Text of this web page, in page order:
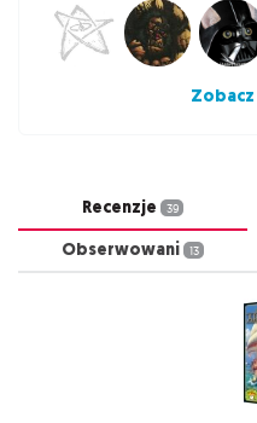
Recenzje 39
Obserwowani 13